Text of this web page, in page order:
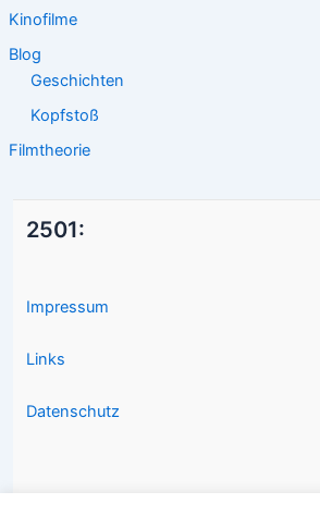
Kinofilme
Blog
Geschichten
Kopfstoß
Filmtheorie
2501:
Impressum
Links
Datenschutz